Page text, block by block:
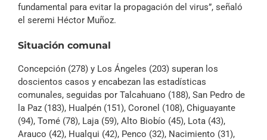
fundamental para evitar la propagación del virus”, señaló
el seremi Héctor Muñoz.
Situación comunal
Concepción (278) y Los Ángeles (203) superan los
doscientos casos y encabezan las estadísticas
comunales, seguidas por Talcahuano (188), San Pedro de
la Paz (183), Hualpén (151), Coronel (108), Chiguayante
(94), Tomé (78), Laja (59), Alto Biobío (45), Lota (43),
Arauco (42), Hualqui (42), Penco (32), Nacimiento (31),